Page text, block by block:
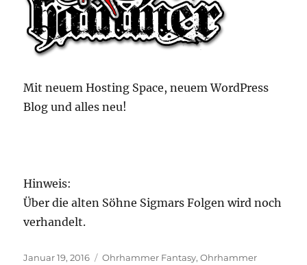
Mit neuem Hosting Space, neuem WordPress
Blog und alles neu!
Hinweis:
Über die alten Söhne Sigmars Folgen wird noch
verhandelt.
Veröffentlicht
Januar 19, 2016 Kategorien
Ohrhammer Fantasy,Ohrhammer